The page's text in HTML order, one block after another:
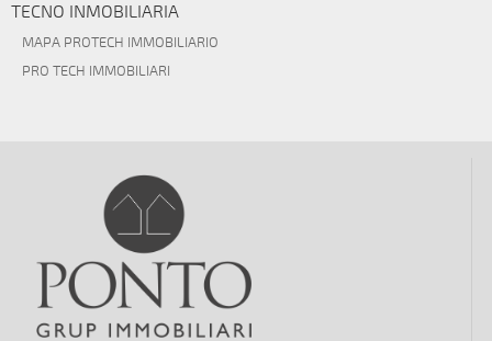
TECNO INMOBILIARIA
MAPA PROTECH IMMOBILIARIO
PRO TECH IMMOBILIARI